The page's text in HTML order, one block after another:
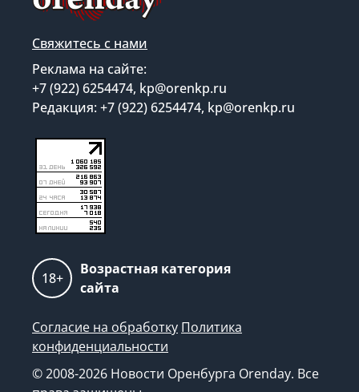
Свяжитесь с нами
Реклама на сайте:
+7 (922) 6254474, kp@orenkp.ru
Редакция: +7 (922) 6254474, kp@orenkp.ru
18+
Возрастная категория
сайта
Согласие на обработку Политика
конфиденциальности
© 2008-2026 Новости Оренбурга Orenday. Все